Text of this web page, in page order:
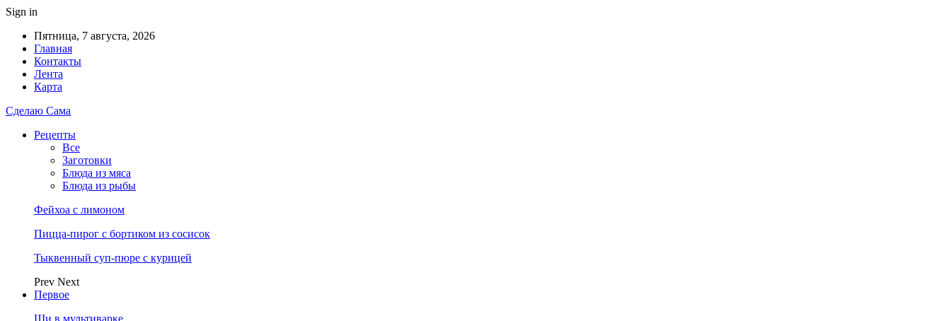
Sign in
Пятница, 7 августа, 2026
Главная
Контакты
Лента
Карта
Сделаю Сама
Рецепты
Все
Заготовки
Блюда из мяса
Блюда из рыбы
Фейхоа с лимоном
Пицца-пирог с бортиком из сосисок
Тыквенный суп-пюре с курицей
Prev Next
Первое
Щи в мультиварке